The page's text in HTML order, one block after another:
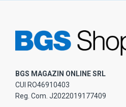
BGS MAGAZIN ONLINE SRL
CUI RO46910403
Reg. Com. J2022019177409